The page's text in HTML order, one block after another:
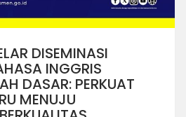
DISEMINASI
INGGRIS
DASAR: PERKUAT
MENUJU